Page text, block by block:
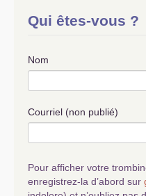
Qui êtes-vous ?
Nom
Courriel (non publié)
Pour afficher votre
enregistrez-la d’abord sur